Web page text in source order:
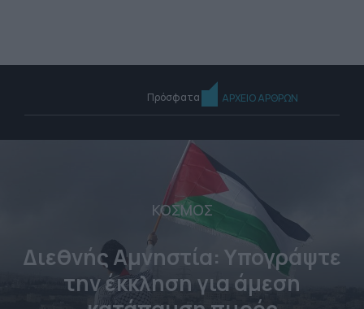
Πρόσφατα ΑΡΧΕΙΟ ΑΡΘΡΩΝ
ΚΟΣΜΟΣ
Διεθνής Αμνηστία: Υπογράψτε
την έκκληση για άμεση